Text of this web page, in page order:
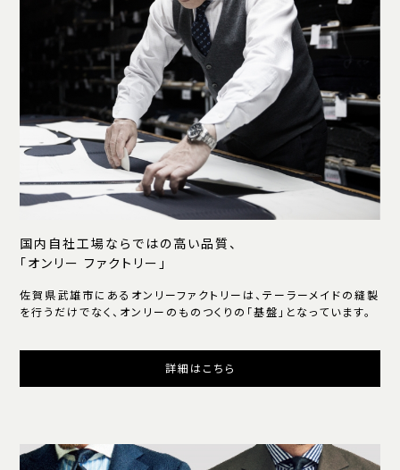
国内自社工場ならではの高い品質、
「オンリー ファクトリー」
佐賀県武雄市にあるオンリーファクトリーは、テーラーメイドの縫製
を行うだけでなく、オンリーのものつくりの「基盤」となっています。
詳細はこちら